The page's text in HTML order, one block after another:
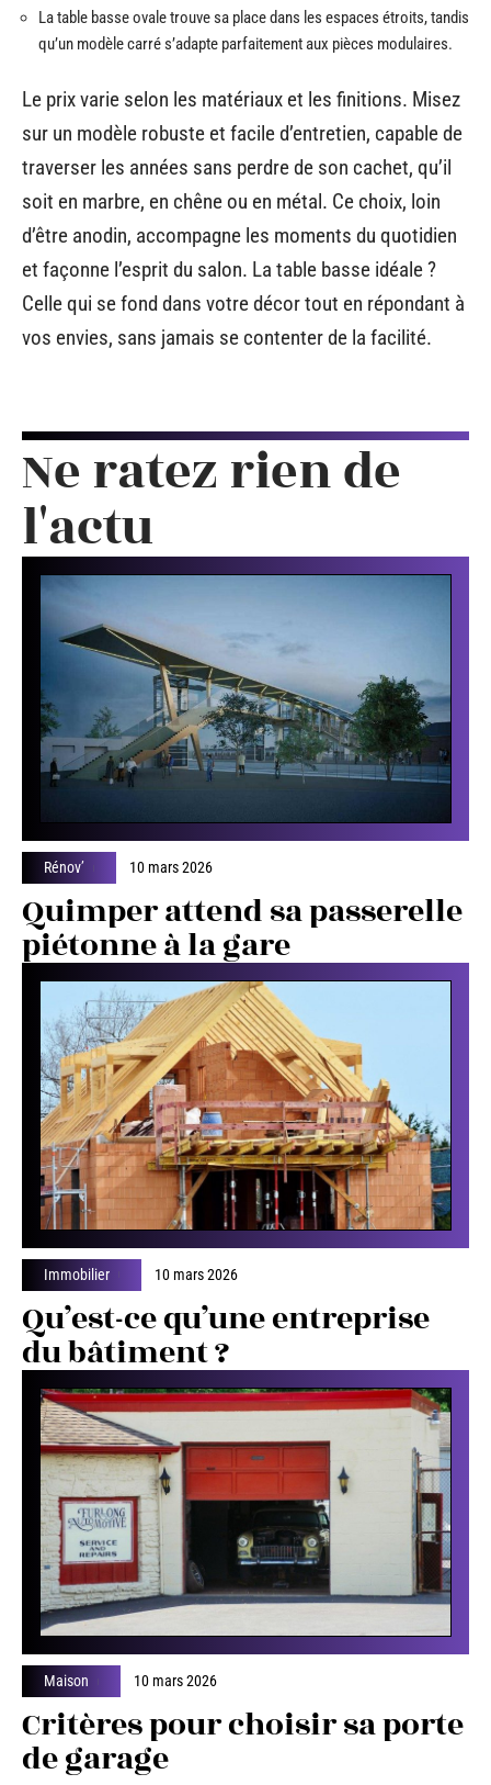
La table basse ovale trouve sa place dans les espaces étroits, tandis
qu’un modèle carré s’adapte parfaitement aux pièces modulaires.
Le prix varie selon les matériaux et les finitions. Misez
sur un modèle robuste et facile d’entretien, capable de
traverser les années sans perdre de son cachet, qu’il
soit en marbre, en chêne ou en métal. Ce choix, loin
d’être anodin, accompagne les moments du quotidien
et façonne l’esprit du salon. La table basse idéale ?
Celle qui se fond dans votre décor tout en répondant à
vos envies, sans jamais se contenter de la facilité.
Ne ratez rien de
l'actu
Rénov’ 10 mars 2026
Quimper attend sa passerelle
piétonne à la gare
Immobilier 10 mars 2026
Qu’est-ce qu’une entreprise
du bâtiment ?
Maison 10 mars 2026
Critères pour choisir sa porte
de garage